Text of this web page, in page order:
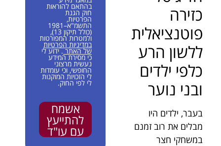
כזירה
פוטנציאלית
ללשון הרע
כלפי ילדים
ובני נוער
בעבר, ילדים היו
מבלים את רוב זמנם
במשחקי חצר
בהתאם להוראות
חוק הגנת
הפרטיות,
התשמ"א–1981
(כולל תיקון 13),
ולמטרות המפורטות
במדיניות הפרטיות
של האתר. ידוע לי
כי מסירת המידע
נעשית מרצוני
החופשי, וכי עומדות
לי הזכויות המוקנות
לי לפי החוק.
אשמח
להתייעץ
עם עו"ד